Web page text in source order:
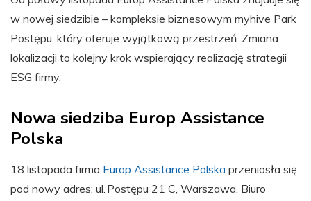
w nowej siedzibie – kompleksie biznesowym myhive Park
Postępu, który oferuje wyjątkową przestrzeń. Zmiana
lokalizacji to kolejny krok wspierający realizację strategii
ESG firmy.
Nowa siedziba Europ Assistance
Polska
18 listopada firma Europ Assistance Polska przeniosła się
pod nowy adres: ul. Postępu 21 C, Warszawa. Biuro